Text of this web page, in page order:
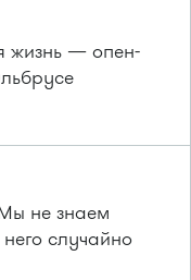
жизнь — опен-
не знаем
случайно